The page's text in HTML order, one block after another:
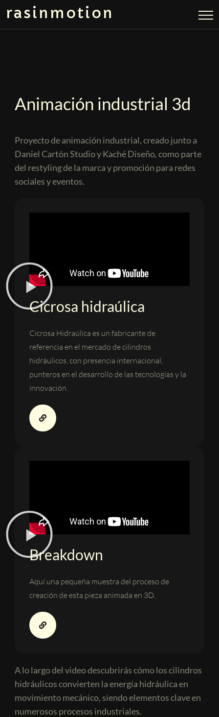
rasinmotion
Animación industrial 3d
Proyecto de animación industrial, creado junto a
Daniel Cartón Studio y Kaché Diseño, como parte
del restyling de la marca y promoción para redes
sociales y eventos.
Cicrosa hidraúlica
Cicrosa Hidraúlica es un fabricante de
referencia en el mercado de cilindros
hidráulicos, con presencia internacional,
punteros en el desarrollo de las tecnologías y la
innovación.
Breakdown
Aquí una pequeña muestra del proceso de
creación de esta pieza animada en 3D.
A lo largo del video descubrirás cómo los cilindros
hidráulicos convierten la energía hidráulica en
movimiento mecánico, siendo elementos clave en
numerosos procesos industriales.